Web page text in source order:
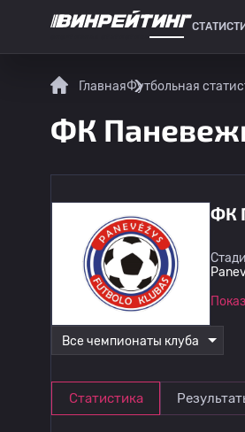
ГлавнаяФутбольная
ФК
ФК
Все чемпионаты клуба
Статистика